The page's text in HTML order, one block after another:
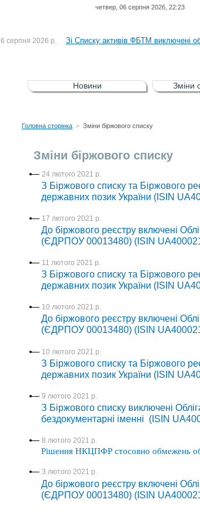
четвер, 06 серпня 2026, 22:23
До Списку активів регульованого
6 серпня 2026 р. Зі Списку активів ФБТМ виключені
5 серпня 2026 р. Зі списку активів РФР виключені
4 серпня 2026 р. До Списку активів регульованого
Новини Зміни
Головна сторінка > Зміни біржового списку
Зміни біржового списку
24 лютого 2021 р.
З Біржового списку та Біржового
державних позик України (ISIN
17 лютого 2021 р.
До біржового реєстру включені
(ЄДРПОУ 00013480) (ISIN
11 лютого 2021 р.
З Біржового списку та Біржового
державних позик України (ISIN
10 лютого 2021 р.
До біржового реєстру включені
(ЄДРПОУ 00013480) (ISIN
10 лютого 2021 р.
З Біржового списку та Біржового
державних позик України (ISIN
9 лютого 2021 р.
З Біржового списку виключені
бездокументарні іменні (ISIN
8 лютого 2021 р.
Рішення НКЦПФР стосовно обмежень
3 лютого 2021 р.
До біржового реєстру включені
(ЄДРПОУ 00013480) (ISIN